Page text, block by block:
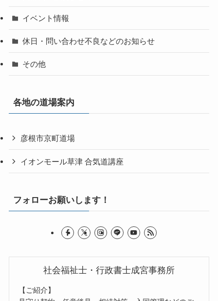
イベント情報
休日・問い合わせ不良などのお知らせ
その他
各地の道場案内
彦根市京町道場
イオンモール草津 合気道講座
フォローお願いします！
社会福祉士・行政書士成宮事務所
【ご紹介】